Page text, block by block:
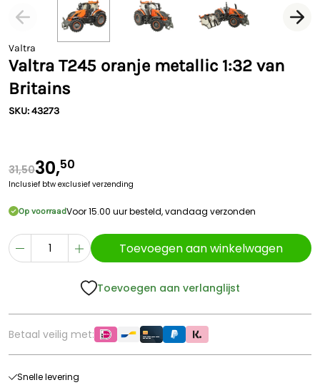
Valtra
Valtra T245 oranje metallic 1:32 van
Britains
SKU: 43273
31,5030,50
Inclusief btw exclusief verzending
Op voorraadVoor 15.00 uur besteld, vandaag verzonden
Toevoegen aan winkelwagen
Toevoegen aan verlanglijst
Betaal veilig met:
Snelle levering